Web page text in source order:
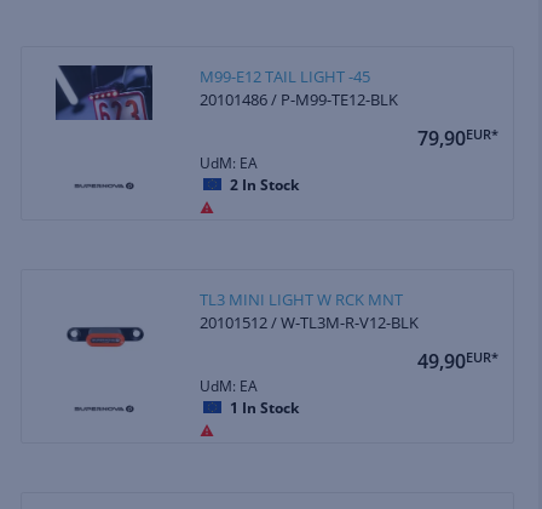
M99-E12 TAIL LIGHT -45
20101486 / P-M99-TE12-BLK
79,90EUR*
UdM: EA
2 In Stock
TL3 MINI LIGHT W RCK MNT
20101512 / W-TL3M-R-V12-BLK
49,90EUR*
UdM: EA
1 In Stock